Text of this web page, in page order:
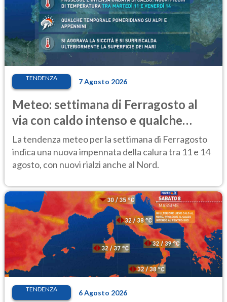
TENDENZA 7 Agosto 2026
Meteo: settimana di Ferragosto al
via con caldo intenso e qualche
temporale
La tendenza meteo per la settimana di Ferragosto
indica una nuova impennata della calura tra 11 e 14
agosto, con nuovi rialzi anche al Nord.
TENDENZA 6 Agosto 2026